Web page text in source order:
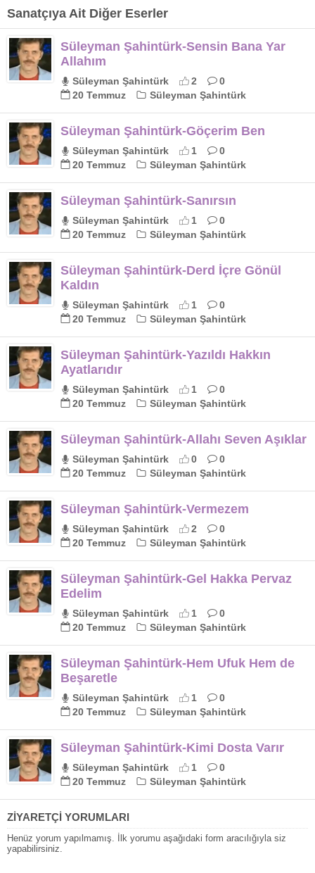
Sanatçıya Ait Diğer Eserler
Süleyman Şahintürk-Sensin Bana Yar
Allahım
Süleyman Şahintürk 2
0
20 Temmuz
Süleyman Şahintürk
Süleyman Şahintürk-Göçerim Ben
Süleyman Şahintürk 1
0
20 Temmuz
Süleyman Şahintürk
Süleyman Şahintürk-Sanırsın
Süleyman Şahintürk 1
0
20 Temmuz
Süleyman Şahintürk
Süleyman Şahintürk-Derd İçre Gönül
Kaldın
Süleyman Şahintürk 1
0
20 Temmuz
Süleyman Şahintürk
Süleyman Şahintürk-Yazıldı Hakkın
Ayatlarıdır
Süleyman Şahintürk 1
0
20 Temmuz
Süleyman Şahintürk
Süleyman Şahintürk-Allahı Seven Aşıklar
Süleyman Şahintürk 0
0
20 Temmuz
Süleyman Şahintürk
Süleyman Şahintürk-Vermezem
Süleyman Şahintürk 2
0
20 Temmuz
Süleyman Şahintürk
Süleyman Şahintürk-Gel Hakka Pervaz
Edelim
Süleyman Şahintürk 1
0
20 Temmuz
Süleyman Şahintürk
Süleyman Şahintürk-Hem Ufuk Hem de
Beşaretle
Süleyman Şahintürk 1
0
20 Temmuz
Süleyman Şahintürk
Süleyman Şahintürk-Kimi Dosta Varır
Süleyman Şahintürk 1
0
20 Temmuz
Süleyman Şahintürk
ZİYARETÇİ YORUMLARI
Henüz yorum yapılmamış. İlk yorumu aşağıdaki form aracılığıyla siz
yapabilirsiniz.